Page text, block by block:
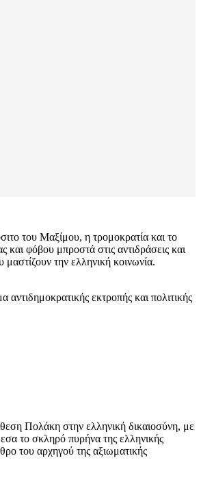
του Μαξίμου, η τρομοκρατία και το
φόβου μπροστά στις αντιδράσεις και
την ελληνική κοινωνία.
εκτροπής και πολιτικής
Πολάκη στην ελληνική δικαιοσύνη, με
το σκληρό πυρήνα της ελληνικής
του αρχηγού της αξιωματικής